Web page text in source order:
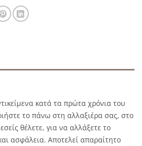
κατά τα πρώτα χρόνια του
το πάνω στη αλλαξιέρα σας, στο
θέλετε, για να αλλάξετε το
ασφάλεια. Αποτελεί απαραίτητο